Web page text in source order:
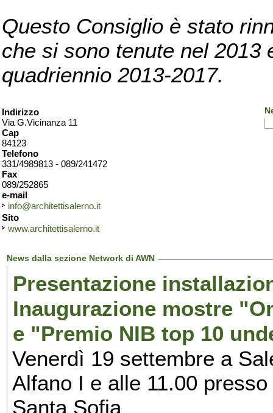
Questo Consiglio è stato
che si sono tenute nel 2013
quadriennio 2013-2017.
Indirizzo
Via G.Vicinanza 11
Cap
84123
Telefono
331/4989813 - 089/241472
Fax
089/252865
e-mail
info@architettisalerno.it
Sito
www.architettisalerno.it
News dalla sezione Network di AWN
Presentazione
Inaugurazione mostre
e "Premio NIB top 10
Venerdì 19 settembre a
Alfano I e alle 11.00
Santa Sofia